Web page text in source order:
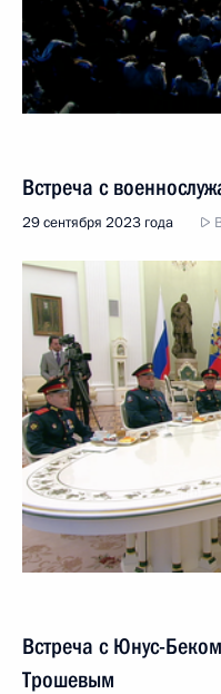
Встреча с
29 сентября 2023 года
Встреча с Юнус-
Трошевым